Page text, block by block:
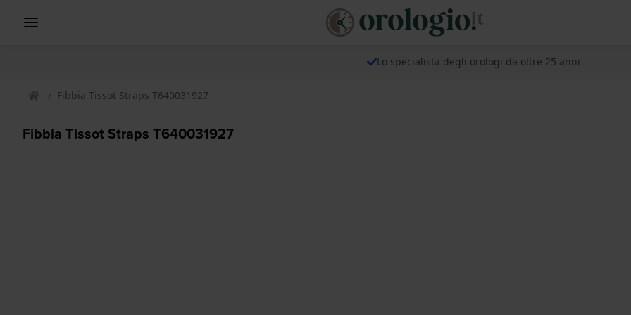
Lo specialista degli orologi da oltre 25 anni
Fibbia Tissot Straps T640031927
Fibbia Tissot Straps T640031927